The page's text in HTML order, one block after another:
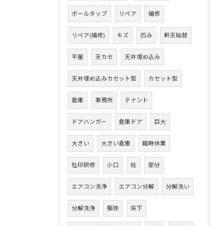
ボールタップ リペア 補修
リペア(補修) キズ 凹み 軒天貼替
平屋 天カセ 天井埋め込み
天井埋め込みカセット型 カセット型
倉庫 事務所 テナント
ドアハンガー 倉庫ドア 巨大
大きい 大きい倉庫 臨時休業
社印研修 小口 柱 部分
エアコン洗浄 エアコン分解 分解洗い
分解洗浄 駆除 床下